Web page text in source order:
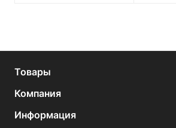
Товары
Компания
Информация